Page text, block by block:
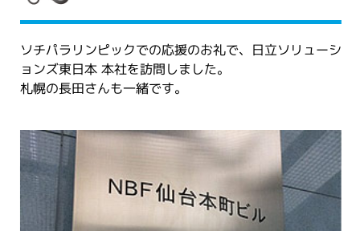
ソチパラリンピックでの応援のお礼で、日立ソリューシ
ョンズ東日本 本社を訪問しました。
札幌の長田さんも一緒です。